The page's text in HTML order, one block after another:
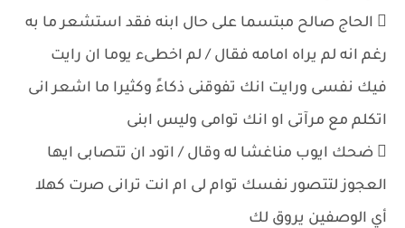
 الحاج صالح مبتسما على حال ابنه فقد استشعر ما به
رغم انه لم يراه امامه فقال / لم اخطىء يوما ان رايت
فيك نفسى ورايت انك تفوقنى ذكاءً وكثيرا ما اشعر انى
اتكلم مع مرآتى او انك توامى وليس ابنى
 ضحك ايوب مناغشا له وقال / اتود ان تتصابى ايها
العجوز لتتصور نفسك توام لى ام انت ترانى صرت كهلا
أي الوصفين يروق لك